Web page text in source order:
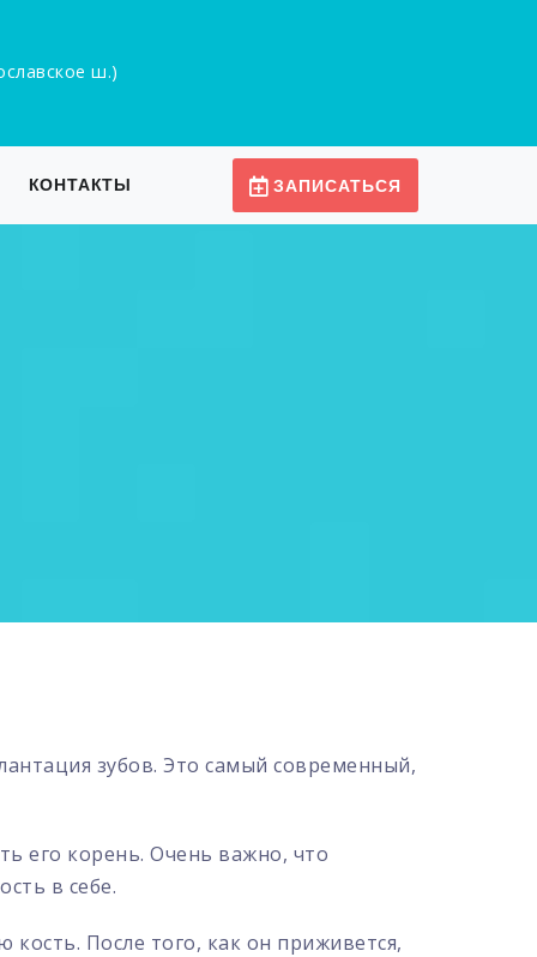
ш.)
КОНТАКТЫ ЗАПИСАТЬСЯ
зубов. Это самый современный,
его корень. Очень важно, что
в себе.
После того, как он приживется,